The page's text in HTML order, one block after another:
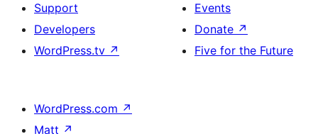
Support
Developers
WordPress.tv ↗
Events
Donate ↗
Five for the Future
WordPress.com ↗
Matt ↗